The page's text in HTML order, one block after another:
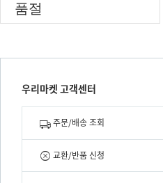
품절
우리마켓 고객센터
주문/배송 조회
교환/반품 신청